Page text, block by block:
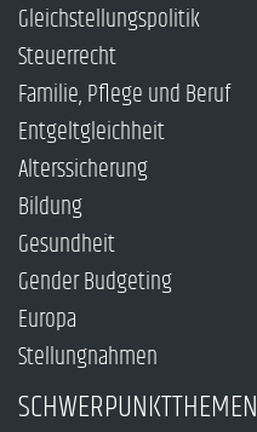
Gleichstellungspolitik
Steuerrecht
Familie, Pflege und Beruf
Entgeltgleichheit
Alterssicherung
Bildung
Gesundheit
Gender Budgeting
Europa
Stellungnahmen
SCHWERPUNKTTHEMEN